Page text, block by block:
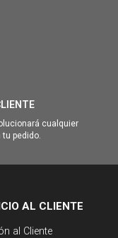
cualquier
pedido.
AL CLIENTE
al Cliente